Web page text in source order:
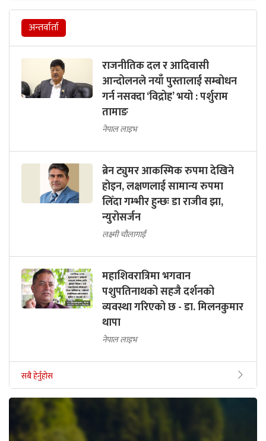
अन्तर्वार्ता
राजनीतिक दल र आदिवासी
आन्दोलनले नयाँ पुस्तालाई सम्बोधन
गर्न नसक्दा ‘विद्रोह’ भयो : पर्शुराम
तामाङ
नेपाल लाइभ
ब्रेन ट्युमर आकस्मिक रुपमा देखिने
होइन, लक्षणलाई सामान्य रुपमा
लिँदा गम्भीर हुन्छः डा राजीव झा,
न्युरोसर्जन
लक्ष्मी चौलागाईं
महाशिवरात्रिमा भगवान
पशुपतिनाथको सहजै दर्शनको
व्यवस्था गरिएको छ - डा. मिलनकुमार
थापा
नेपाल लाइभ
सबै हेर्नुहोस